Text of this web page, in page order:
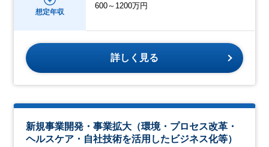
想定年収
600～1200万円
詳しく見る
新規事業開発・事業拡大（環境・プロセス改革・
ヘルスケア・自社技術を活用したビジネス化等）